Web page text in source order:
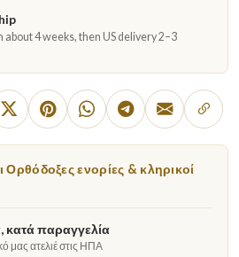
about 4 weeks, then US delivery 2–3
Ορθόδοξες ενορίες & κληρικοί
κατά παραγγελία
μας ατελιέ στις ΗΠΑ